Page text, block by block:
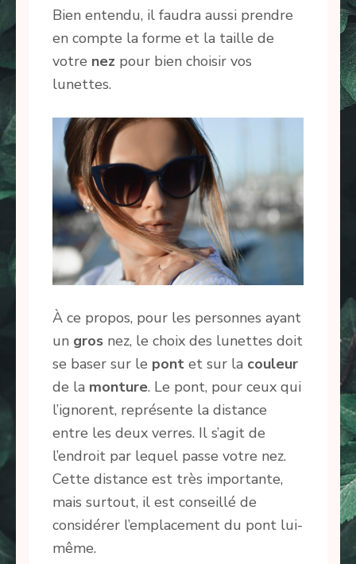
Bien entendu, il faudra aussi prendre
en compte la forme et la taille de
votre nez pour bien choisir vos
lunettes.
À ce propos, pour les personnes ayant
un gros nez, le choix des lunettes doit
se baser sur le pont et sur la couleur
de la monture. Le pont, pour ceux qui
l’ignorent, représente la distance
entre les deux verres. Il s’agit de
l’endroit par lequel passe votre nez.
Cette distance est très importante,
mais surtout, il est conseillé de
considérer l’emplacement du pont lui-
même.